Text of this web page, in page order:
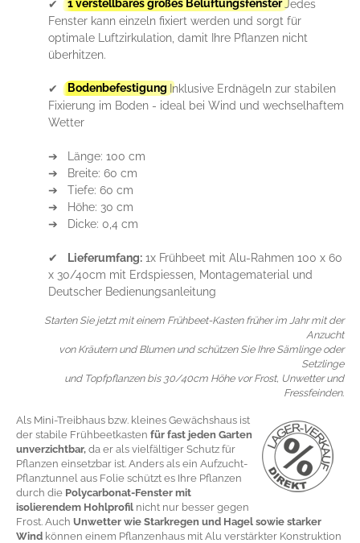
✔ 1 verstellbares großes BelüftungsfensterJedes
Fenster kann einzeln fixiert werden und sorgt für
optimale Luftzirkulation, damit Ihre Pflanzen nicht
überhitzen.
✔ Bodenbefestigung Inklusive Erdnägeln zur stabilen
Fixierung im Boden - ideal bei Wind und wechselhaftem
Wetter
➔ Länge: 100 cm
➔ Breite: 60 cm
➔ Tiefe: 60 cm
➔ Höhe: 30 cm
➔ Dicke: 0,4 cm
✔ Lieferumfang: 1x Frühbeet mit Alu-Rahmen 100 x 60
x 30/40cm mit Erdspiessen, Montagematerial und
Deutscher Bedienungsanleitung
Starten Sie jetzt mit einem Frühbeet-Kasten früher im Jahr mit der
Anzucht
von Kräutern und Blumen und schützen Sie Ihre Sämlinge oder
Setzlinge
und Topfpflanzen bis 30/40cm Höhe vor Frost, Unwetter und
Fressfeinden.
Als Mini-Treibhaus bzw. kleines Gewächshaus ist
der stabile Frühbeetkasten für fast jeden Garten
unverzichtbar, da er als vielfältiger Schutz für
Pflanzen einsetzbar ist. Anders als ein Aufzucht-
Pflanztunnel aus Folie schützt es Ihre Pflanzen
durch die Polycarbonat-Fenster mit
isolierendem Hohlprofil nicht nur besser gegen
Frost. Auch Unwetter wie Starkregen und Hagel sowie starker
Wind können einem Pflanzenhaus mit Alu verstärkter Konstruktion